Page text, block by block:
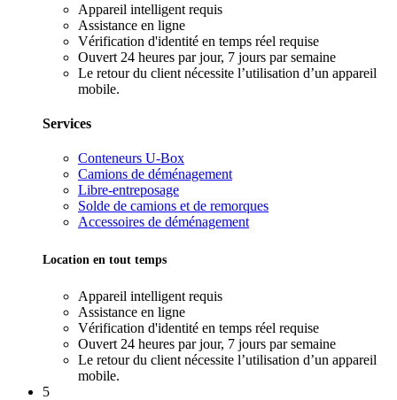
Appareil intelligent requis
Assistance en ligne
Vérification d'identité en temps réel requise
Ouvert 24 heures par jour, 7 jours par semaine
Le retour du client nécessite l’utilisation d’un appareil
mobile.
Services
Conteneurs U-Box
Camions de déménagement
Libre-entreposage
Solde de camions et de remorques
Accessoires de déménagement
Location en tout temps
Appareil intelligent requis
Assistance en ligne
Vérification d'identité en temps réel requise
Ouvert 24 heures par jour, 7 jours par semaine
Le retour du client nécessite l’utilisation d’un appareil
mobile.
5